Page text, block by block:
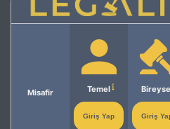
Misafir Temel
Giriş Yap Giriş